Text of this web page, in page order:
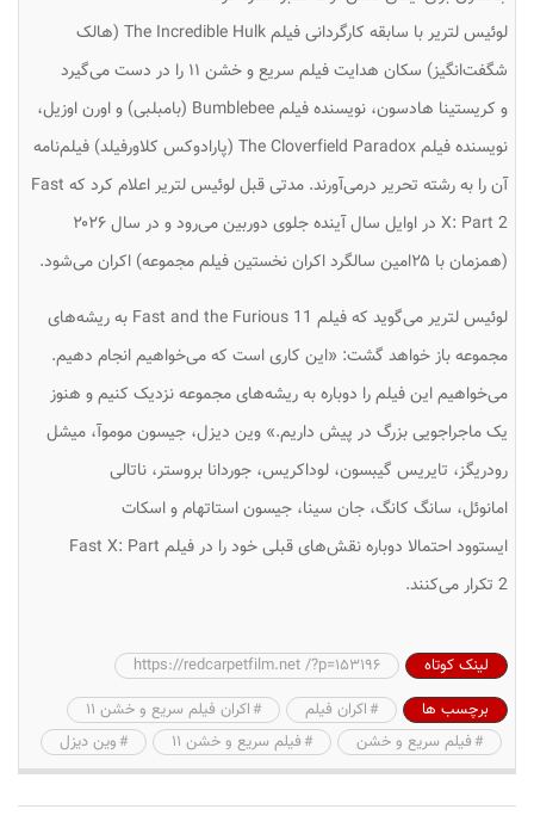
لوئیس لتریر
با سابقه کارگردانی فیلم The Incredible Hulk (هالک
شگفت‌انگیز) سکان هدایت فیلم سریع و خشن ۱۱ را در دست می‌گیرد
و کریستینا هادسون، نویسنده فیلم Bumblebee (بامبلبی) و اورن اوزیل،
نویسنده فیلم The Cloverfield Paradox (پارادوکس کلاورفیلد) فیلم‌نامه
آن را به رشته تحریر درمی‌آورند. مدتی قبل لوئیس لتریر اعلام کرد که Fast
X: Part 2 در اوایل سال آینده جلوی دوربین می‌رود و در سال ۲۰۲۶
(همزمان با ۲۵امین سالگرد اکران نخستین فیلم مجموعه) اکران می‌شود.
لوئیس لتریر می‌گوید که فیلم Fast and the Furious 11 به ریشه‌های
مجموعه باز خواهد گشت: «این کاری است که می‌خواهیم انجام دهیم.
می‌خواهیم این فیلم را دوباره به ریشه‌های مجموعه نزدیک کنیم و هنوز
یک ماجراجویی بزرگ در پیش داریم.» وین دیزل، جیسون موموآ، میشل
رودریگز، تایریس گیبسون، لوداکریس، جوردانا بروستر، ناتالی
امانوئل، سانگ کانگ، جان سینا، جیسون استاتهامواسکات
ایستوود
احتمالا دوباره نقش‌های قبلی خود را در فیلم Fast X: Part
2 تکرار می‌کنند.
لینک کوتاه
https://redcarpetfilm.net /?p=153196
برچسب ها
اکران فیلم
اکران فیلم سریع و خشن ۱۱
فیلم سریع و خشن
فیلم سریع و خشن ۱۱ وین دیزل